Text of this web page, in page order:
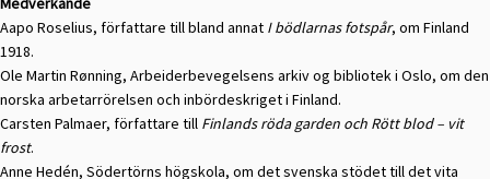
Aapo Roselius, författare till bland annat I bödlarnas fotspår, om Finland
1918.
Ole Martin Rønning, Arbeiderbevegelsens arkiv og bibliotek i Oslo, om den
norska arbetarrörelsen och inbördeskriget i Finland.
Carsten Palmaer, författare till Finlands röda garden och Rött blod – vit
frost.
Anne Hedén, Södertörns högskola, om det svenska stödet till det vita